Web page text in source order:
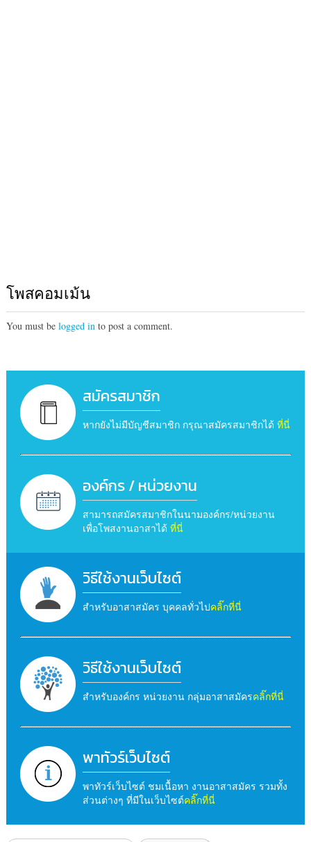
โพสคอมเม้น
You must be logged into post a comment.
สมัครสมาชิก
หากยังไม่มีบัญชีสมาชิก กรุณาสมัครสมาชิกได้ ที่นี่
องค์กร / หน่วยงาน
สามารถสมัครสมาชิกในนามองค์กร/หน่วยงาน
เพื่อโพสงานอาสาได้ ที่นี่
วิธีใช้งานเว็บไซต์
สำหรับอาสาสมัคร บุคคลทั่วไปคลิ๊กที่นี่
วิธีใช้งานเว็บไซต์
สำหรับองค์กร หน่วยงาน กลุ่มอาสาสมัครคลิ๊กที่นี่
พาทัวร์เว็บไซต์
พาทัวร์เว็บไซต์ ชมเนื้อหา งานอาสาสมัคร รวมทั้ง
ส่วนต่างๆ ที่มีในเว็บไซต์คลิ๊กที่นี่